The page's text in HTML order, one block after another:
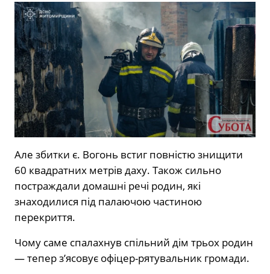
Але збитки є. Вогонь встиг повністю знищити
60 квадратних метрів даху. Також сильно
постраждали домашні речі родин, які
знаходилися під палаючою частиною
перекриття.
Чому саме спалахнув спільний дім трьох родин
— тепер з’ясовує офіцер-рятувальник громади.